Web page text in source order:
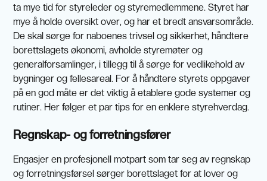
ta mye tid for styreleder og styremedlemmene. Styret har
mye å holde oversikt over, og har et bredt ansvarsområde.
De skal sørge for naboenes trivsel og sikkerhet, håndtere
borettslagets økonomi, avholde styremøter og
generalforsamlinger, i tillegg til å sørge for vedlikehold av
bygninger og fellesareal. For å håndtere styrets oppgaver
på en god måte er det viktig å etablere gode systemer og
rutiner. Her følger et par tips for en enklere styrehverdag.
Regnskap- og forretningsfører
Engasjer en profesjonell motpart som tar seg av regnskap
og forretningsførsel sørger borettslaget for at lover og